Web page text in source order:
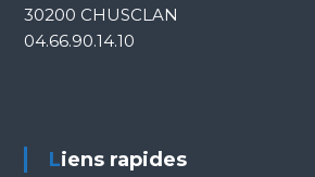
30200 CHUSCLAN
04.66.90.14.10
Liens rapides